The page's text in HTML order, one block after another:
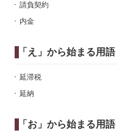
請負契約
内金
「え」から始まる用語
延滞税
延納
「お」から始まる用語